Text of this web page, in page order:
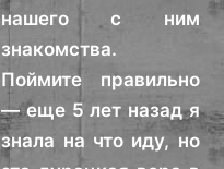
нашего с ним
знакомства.
Поймите правильно
— еще 5 лет назад я
знала на что иду, но